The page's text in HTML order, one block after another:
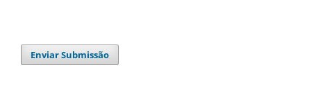
Enviar Submissão